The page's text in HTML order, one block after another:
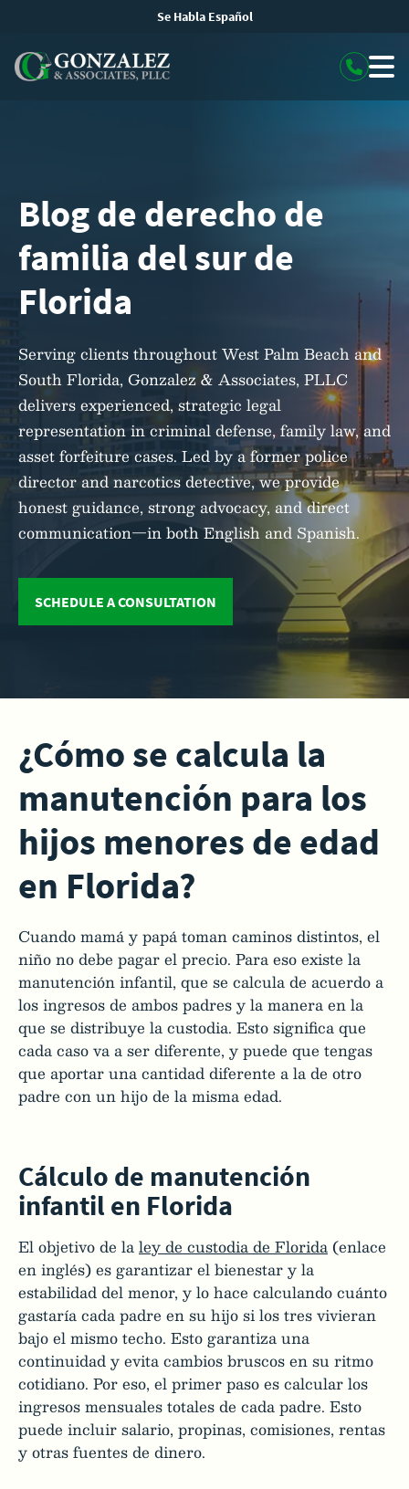
Se Habla Español
Blog de derecho de
familia del sur de
Florida
Serving clients throughout West Palm Beach and
South Florida, Gonzalez & Associates, PLLC
delivers experienced, strategic legal
representation in criminal defense, family law, and
asset forfeiture cases. Led by a former police
director and narcotics detective, we provide
honest guidance, strong advocacy, and direct
communication—in both English and Spanish.
SCHEDULE A CONSULTATION
¿Cómo se calcula la
manutención para los
hijos menores de edad
en Florida?
Cuando mamá y papá toman caminos distintos, el
niño no debe pagar el precio. Para eso existe la
manutención infantil, que se calcula de acuerdo a
los ingresos de ambos padres y la manera en la
que se distribuye la custodia. Esto significa que
cada caso va a ser diferente, y puede que tengas
que aportar una cantidad diferente a la de otro
padre con un hijo de la misma edad.
Cálculo de manutención
infantil en Florida
El objetivo de laley de custodia de Florida(enlace
en inglés) es garantizar el bienestar y la
estabilidad del menor, y lo hace calculando cuánto
gastaría cada padre en su hijo si los tres vivieran
bajo el mismo techo. Esto garantiza una
continuidad y evita cambios bruscos en su ritmo
cotidiano. Por eso, el primer paso es calcular los
ingresos mensuales totales de cada padre. Esto
puede incluir salario, propinas, comisiones, rentas
y otras fuentes de dinero.